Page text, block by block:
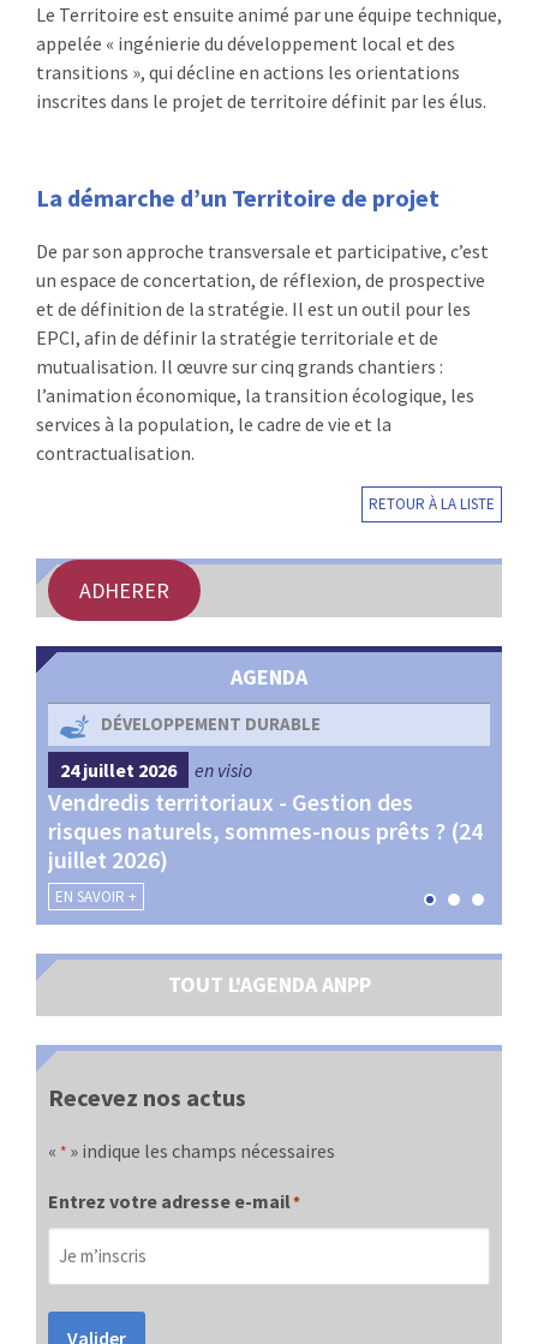
Le Territoire est ensuite animé par une équipe technique,
appelée « ingénierie du développement local et des
transitions », qui décline en actions les orientations
inscrites dans le projet de territoire définit par les élus.
La démarche d’un Territoire de projet
De par son approche transversale et participative, c’est
un espace de concertation, de réflexion, de prospective
et de définition de la stratégie. Il est un outil pour les
EPCI, afin de définir la stratégie territoriale et de
mutualisation. Il œuvre sur cinq grands chantiers :
l’animation économique, la transition écologique, les
services à la population, le cadre de vie et la
contractualisation.
RETOUR À LA LISTE
ADHERER
AGENDA
DÉVELOPPEMENT DURABLE
24 juillet 2026 en visio
Vendredis territoriaux - Gestion des
risques naturels, sommes-nous prêts ? (24
juillet 2026)
EN SAVOIR +
TOUT L'AGENDA ANPP
Recevez nos actus
« * » indique les champs nécessaires
Entrez votre adresse e-mail*
Valider